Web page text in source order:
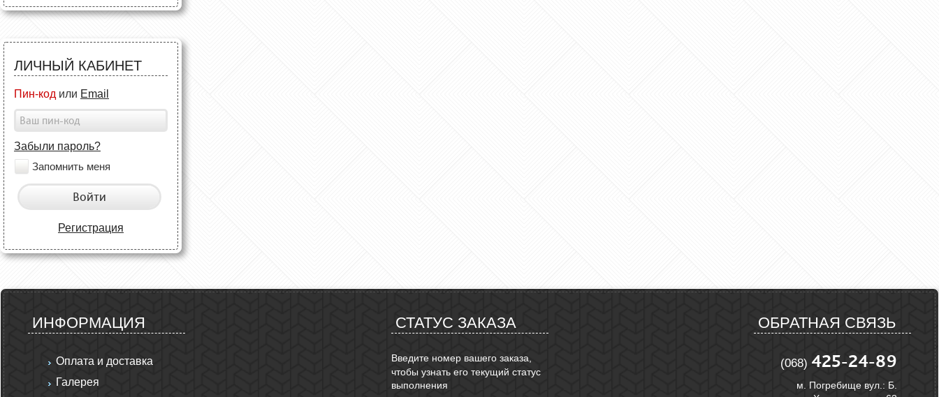
ЛИЧНЫЙ КАБИНЕТ
Пин-код или Email
Забыли пароль?
Запомнить меня
Войти
Регистрация
ИНФОРМАЦИЯ
Оплата и доставка
Галерея
СТАТУС ЗАКАЗА
Введите номер вашего заказа,
чтобы узнать его текущий статус
выполнения
ОБРАТНАЯ СВЯЗЬ
(068) 425-24-89
м. Погребище вул.: Б.